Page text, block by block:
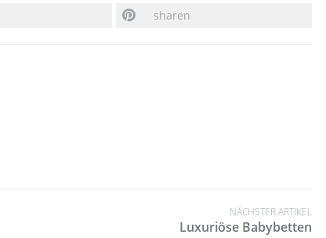
sharen
NÄCHSTER ARTIKEL
Luxuriöse Babybetten